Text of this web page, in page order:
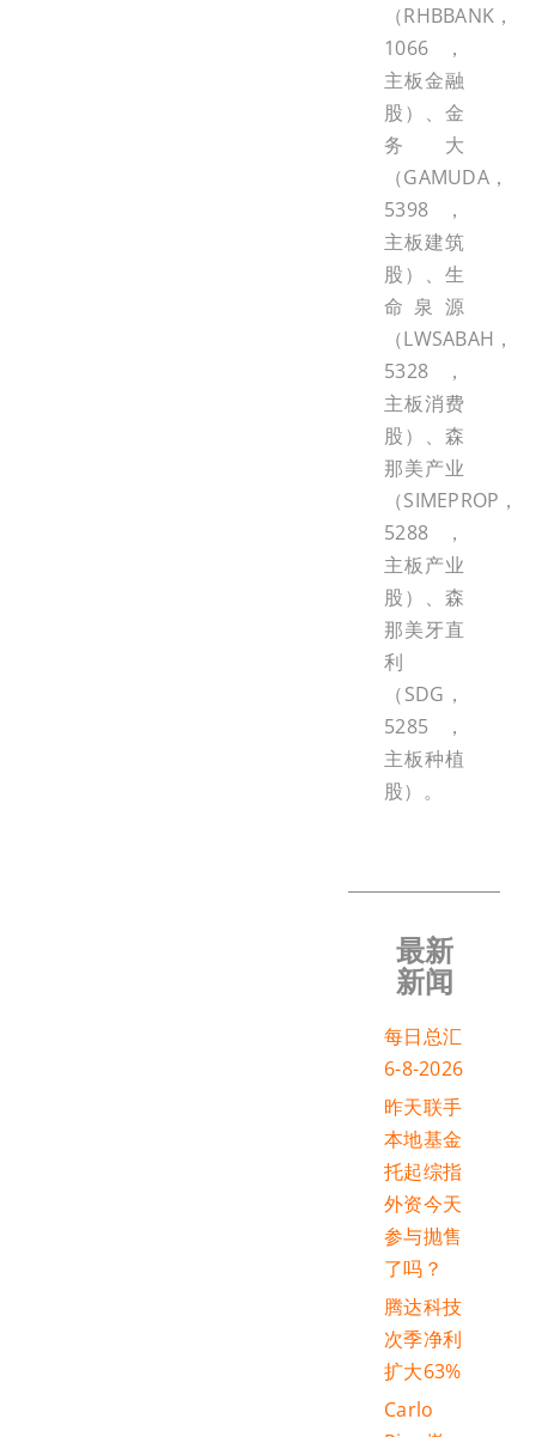
（RHBBANK，
1066，
主板金融
股）、金
务大
（GAMUDA，
5398，
主板建筑
股）、生
命泉源
（LWSABAH，
5328，
主板消费
股）、森
那美产业
（SIMEPROP，
5288，
主板产业
股）、森
那美牙直
利
（SDG，
5285，
主板种植
股）。
最新
新闻
每日总汇
6-8-2026
昨天联手
本地基金
托起综指
外资今天
参与抛售
了吗？
腾达科技
次季净利
扩大63%
Carlo